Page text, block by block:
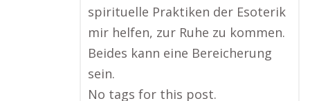
spirituelle Praktiken der Esoterik
mir helfen, zur Ruhe zu kommen.
Beides kann eine Bereicherung
sein.
No tags for this post.